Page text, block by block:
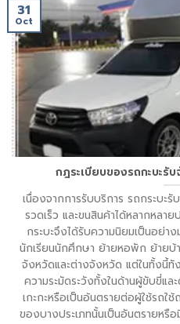
กฎระเบียบของรถกะบะรั
เนื่องจากการรับบริการ รถกระบะ
รวดเร็ว และขนสินค้าได้หลากหลา
กระบะจึงได้รับความนิยมเป็นอย่า
นักเรียนนักศึกษา ย้ายหอพัก ย้ายบ้
จังหวัดและต่างจังหวัด แต่ในทั้งนี้
ความระมัดระวังทั้งในด้านผู้ขับขี่แ
เกะกะหรือเป็นอ้นตรายต่อผู้ใช้รถใ
ของบางประเภทนั้นเป็นอันตรายหรื
31
Oct